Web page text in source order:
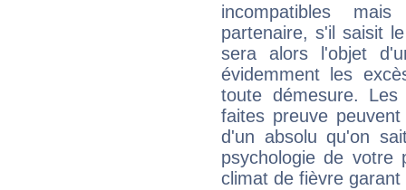
incompatibles
partenaire, s'il saisit
sera alors l'objet
évidemment les
toute démesure. Les
faites preuve
d'un absolu qu'on
psychologie de votre
climat de fièvre